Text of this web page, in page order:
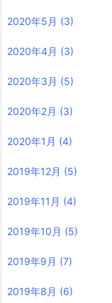
2020年5月 (3)
2020年4月 (3)
2020年3月 (5)
2020年2月 (3)
2020年1月 (4)
2019年12月 (5)
2019年11月 (4)
2019年10月 (5)
2019年9月 (7)
2019年8月 (6)